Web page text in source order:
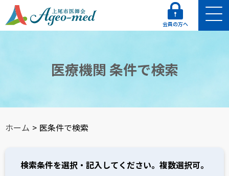
会員の方へ
医療機関 条件で検索
ホーム > 医条件で検索
検索条件を選択・記入してください。 複数選択可。